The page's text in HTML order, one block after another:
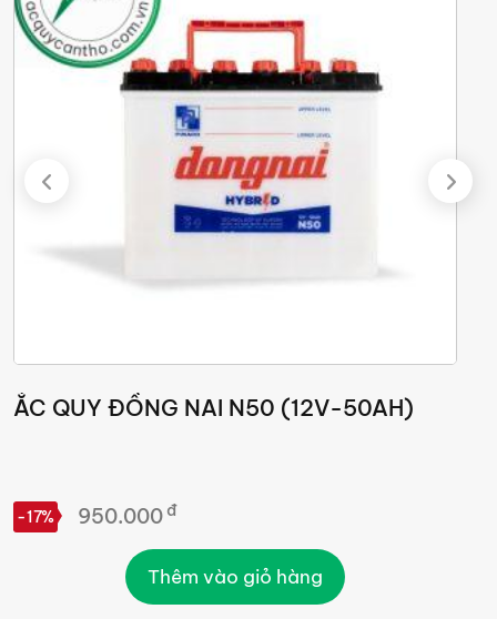
ẮC QUY ĐỒNG NAI NS70L (12V, 65AH)
-21% 1.050.000
Thêm vào giỏ hàng